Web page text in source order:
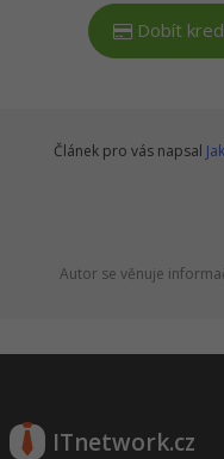
Fórum
Dobít
Článek pro vás napsal
Autor se věnuje
ITnetwork.cz